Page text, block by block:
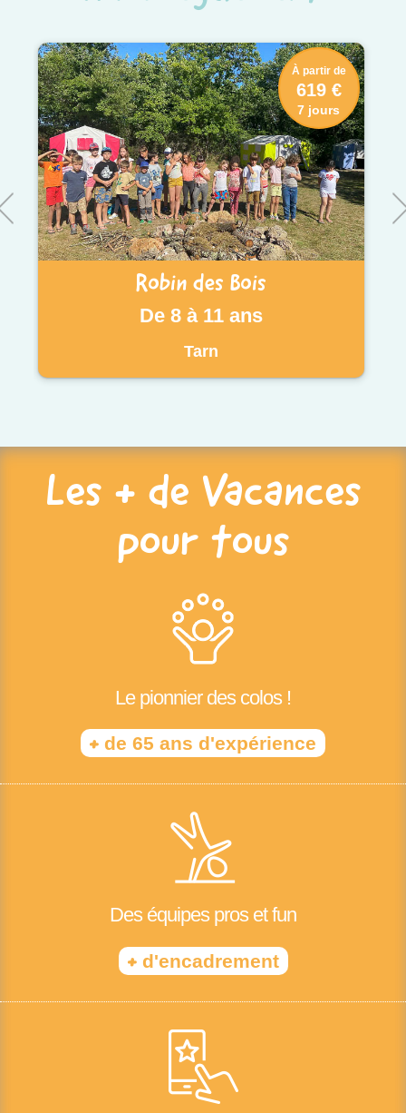
Robin des Bois
De 8 à 11 ans
Tarn
À partir de
619 €
7 jours
Les + de Vacances
pour tous
Le pionnier des colos !
+ de 65 ans d'expérience
Des équipes pros et fun
+d'encadrement